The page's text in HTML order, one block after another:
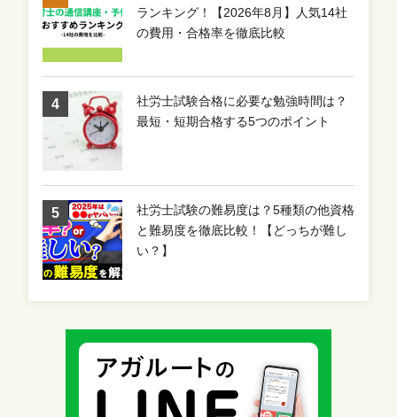
ランキング！【2026年8月】人気14社
の費用・合格率を徹底比較
社労士試験合格に必要な勉強時間は？
最短・短期合格する5つのポイント
社労士試験の難易度は？5種類の他資格
と難易度を徹底比較！【どっちが難し
い？】